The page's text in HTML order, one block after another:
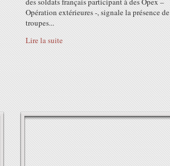
Opération extérieures -, signale la présence de
troupes...
Lire la suite